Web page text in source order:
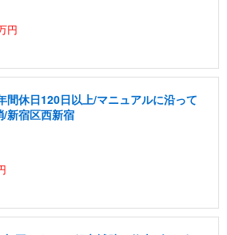
円
間休日120日以上/マニュアルに沿って
新宿区西新宿